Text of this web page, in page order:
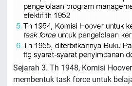
Sejarah 3. Th 1948, Komisi
membentuk task force untuk